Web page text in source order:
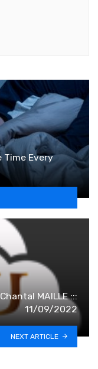
Time Every
MAILLE :::
11/09/2022
NEXT ARTICLE